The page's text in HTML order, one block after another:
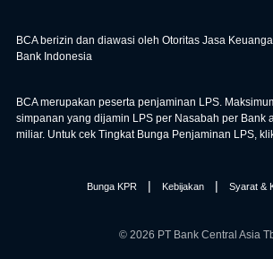
BCA berizin dan diawasi oleh Otoritas Jasa
Bank Indonesia
BCA merupakan peserta penjaminan LPS.
simpanan yang dijamin LPS per Nasabah per Bank
miliar. Untuk cek Tingkat Bunga Penjaminan LPS,
Bunga KPR | Kebijakan | Syarat &
© 2026 PT Bank Central Asia